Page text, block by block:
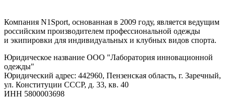
Компания N1Sport, основанная в 2009 году, является ведущим
российским производителем профессиональной одежды
и экипировки для индивидуальных и клубных видов спорта.
Юридическое название ООО "Лаборатория инновационной
одежды"
Юридический адрес: 442960, Пензенская область, г. Заречный,
ул. Конституции СССР, д. 33, кв. 40
ИНН 5800003698